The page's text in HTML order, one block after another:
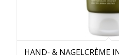
HAND- & NAGELCRÈME